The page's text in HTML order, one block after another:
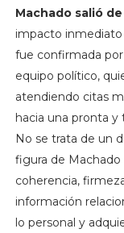
Machado salió
impacto inmediato
fue confirmada
equipo político,
atendiendo citas
hacia una pronta y
No se trata de un
figura de
coherencia,
información
lo personal y